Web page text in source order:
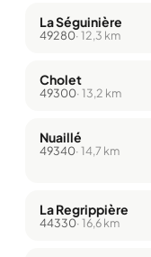
La Séguinière
49280· 12,3 km
Cholet
49300· 13,2 km
Nuaillé
49340· 14,7 km
La Regrippière
44330· 16,6 km